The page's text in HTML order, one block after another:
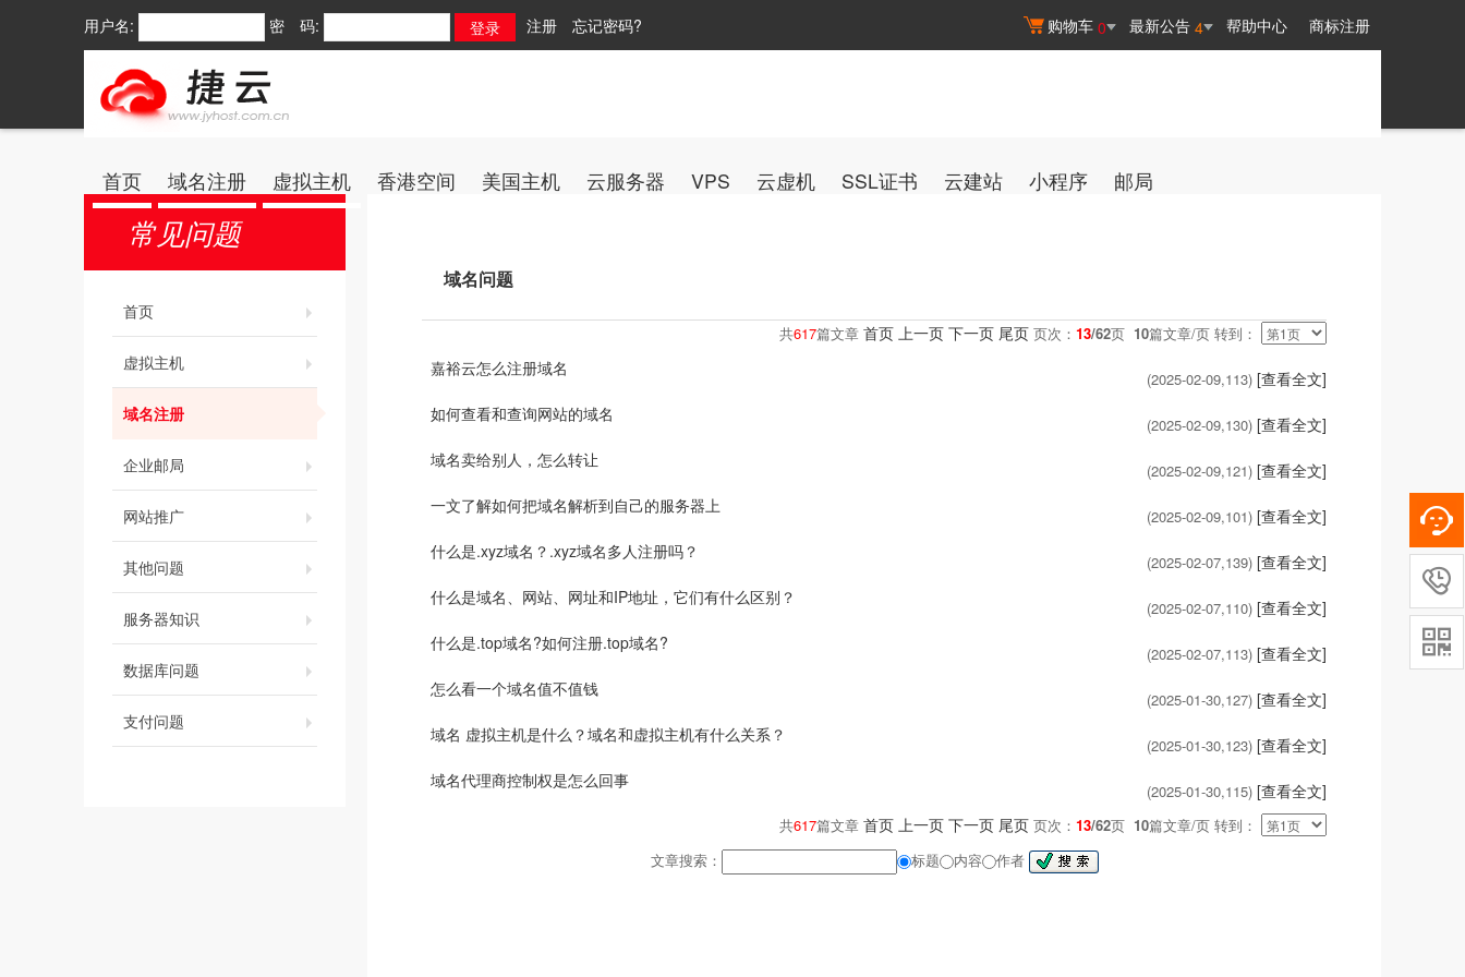
购物车 0 最新公告 4 帮助中心 商标注册
用户名: 密 码: 注册 忘记密码?
首页 域名注册 虚拟主机 香港空间 美国主机 云服务器 VPS 云虚机 SSL证书 云建站 小程序 邮局
常见问题
首页
虚拟主机
域名注册
企业邮局
网站推广
其他问题
服务器知识
数据库问题
支付问题
域名问题
共617篇文章 首页 上一页 下一页 尾页 页次： 13/62页 10篇文章/页 转到：
嘉裕云怎么注册域名
(2025-02-09,113) [查看全文]
如何查看和查询网站的域名
(2025-02-09,130) [查看全文]
域名卖给别人，怎么转让
(2025-02-09,121) [查看全文]
一文了解如何把域名解析到自己的服务器上
(2025-02-09,101) [查看全文]
什么是.xyz域名？.xyz域名多人注册吗？
(2025-02-07,139) [查看全文]
什么是域名、网站、网址和IP地址，它们有什么区别？
(2025-02-07,110) [查看全文]
什么是.top域名?如何注册.top域名?
(2025-02-07,113) [查看全文]
怎么看一个域名值不值钱
(2025-01-30,127) [查看全文]
域名 虚拟主机是什么？域名和虚拟主机有什么关系？
(2025-01-30,123) [查看全文]
域名代理商控制权是怎么回事
(2025-01-30,115) [查看全文]
共617篇文章 首页 上一页 下一页 尾页 页次： 13/62页 10篇文章/页 转到：
文章搜索：
标题 内容 作者

